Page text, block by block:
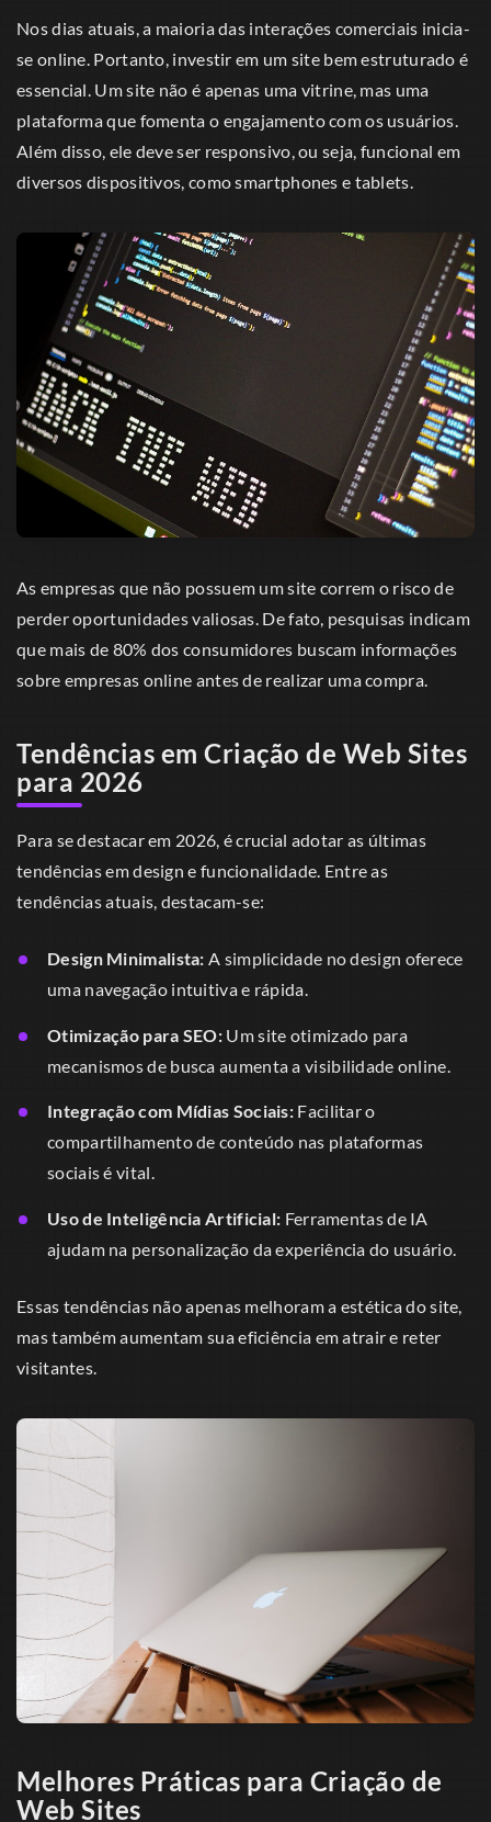
Nos dias atuais, a maioria das interações comerciais inicia-
se online. Portanto, investir em um site bem estruturado é
essencial. Um site não é apenas uma vitrine, mas uma
plataforma que fomenta o engajamento com os usuários.
Além disso, ele deve ser responsivo, ou seja, funcional em
diversos dispositivos, como smartphones e tablets.
As empresas que não possuem um site correm o risco de
perder oportunidades valiosas. De fato, pesquisas indicam
que mais de 80% dos consumidores buscam informações
sobre empresas online antes de realizar uma compra.
Tendências em Criação de Web Sites
para 2026
Para se destacar em 2026, é crucial adotar as últimas
tendências em design e funcionalidade. Entre as
tendências atuais, destacam-se:
Design Minimalista: A simplicidade no design oferece
uma navegação intuitiva e rápida.
Otimização para SEO: Um site otimizado para
mecanismos de busca aumenta a visibilidade online.
Integração com Mídias Sociais: Facilitar o
compartilhamento de conteúdo nas plataformas
sociais é vital.
Uso de Inteligência Artificial: Ferramentas de IA
ajudam na personalização da experiência do usuário.
Essas tendências não apenas melhoram a estética do site,
mas também aumentam sua eficiência em atrair e reter
visitantes.
Melhores Práticas para Criação de
Web Sites